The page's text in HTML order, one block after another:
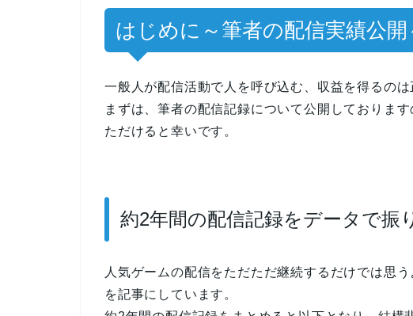
はじめに～筆者の配信実績公開
一般人が配信活動で人を呼び込む、収益を得るのは
まずは、筆者の配信記録について公開しておりま
ただけると幸いです。
約2年間の配信記録をデータで振
人気ゲームの配信をただただ継続するだけでは思
を記事にしています。